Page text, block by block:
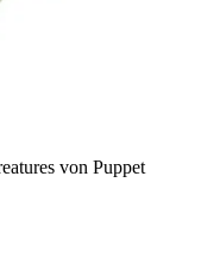
von Puppet